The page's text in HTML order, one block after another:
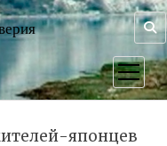
меню